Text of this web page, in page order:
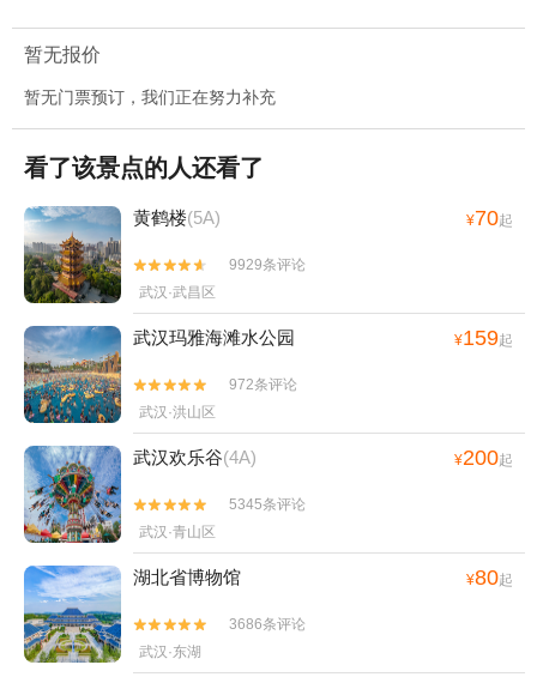
暂无报价
暂无门票预订，我们正在努力补充
看了该景点的人还看了
黄鹤楼(5A) ¥70起


9929条评论
武汉·武昌区
武汉玛雅海滩水公园 ¥159起


972条评论
武汉·洪山区
武汉欢乐谷(4A) ¥200起


5345条评论
武汉·青山区
湖北省博物馆 ¥80起


3686条评论
武汉·东湖